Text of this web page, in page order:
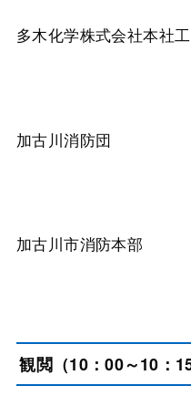
多木化学株式会社本社
加古川消防団
加古川市消防本部
観閲（10：00～10：15